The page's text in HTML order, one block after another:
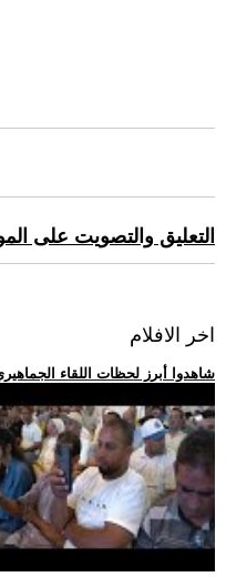
التعليق والتصويت على
اخر الافلام
.. شاهدوا أبرز لحظات اللقاء